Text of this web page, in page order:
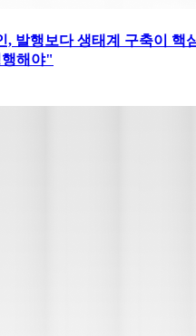
, 발행보다 생태계 구축이 핵
행해야"